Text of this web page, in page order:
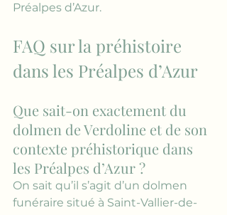
Préalpes d’Azur.
FAQ sur la préhistoire
dans les Préalpes d’Azur
Que sait-on exactement du
dolmen de Verdoline et de son
contexte préhistorique dans
les Préalpes d’Azur ?
On sait qu’il s’agit d’un dolmen
funéraire situé à Saint-Vallier-de-